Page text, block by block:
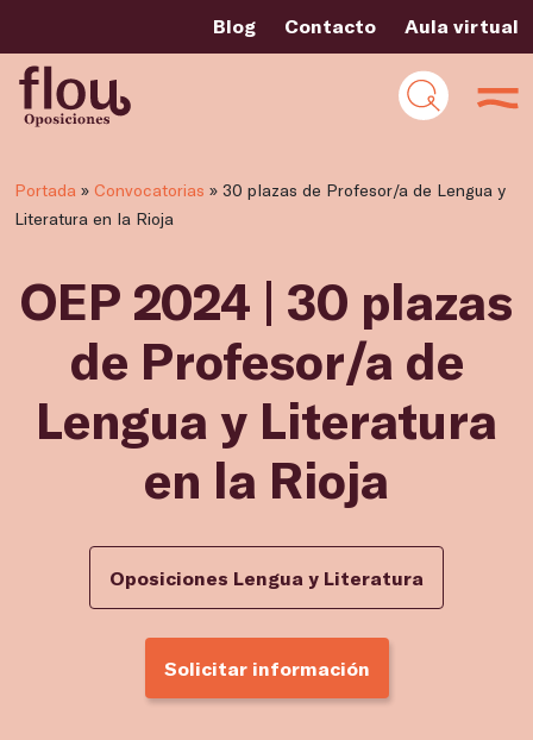
Blog Contacto Aula virtual
Portada » Convocatorias » 30 plazas de Profesor/a de Lengua y
Literatura en la Rioja
OEP 2024 | 30 plazas
de Profesor/a de
Lengua y Literatura
en la Rioja
Oposiciones Lengua y Literatura
Solicitar información